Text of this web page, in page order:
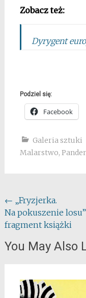
Zobacz też:
Dyrygent
Podziel się:
Facebook
Galeria sztuki
Malarstwo,
Post
navigation
← „Fryzjerka.
Na pokuszenie
fragment książki
You May Also